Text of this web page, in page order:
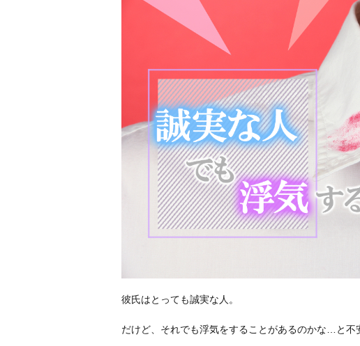
彼氏はとっても誠実な人。
だけど、それでも浮気をすることがあるのかな…と不